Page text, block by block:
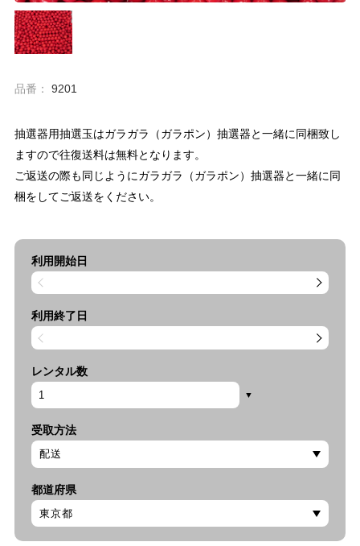
品番： 9201
抽選器用抽選玉はガラガラ（ガラポン）抽選器と一緒に同梱致し
ますので往復送料は無料となります。
ご返送の際も同じようにガラガラ（ガラポン）抽選器と一緒に同
梱をしてご返送をください。
利用開始日
利用終了日
レンタル数
受取方法
都道府県